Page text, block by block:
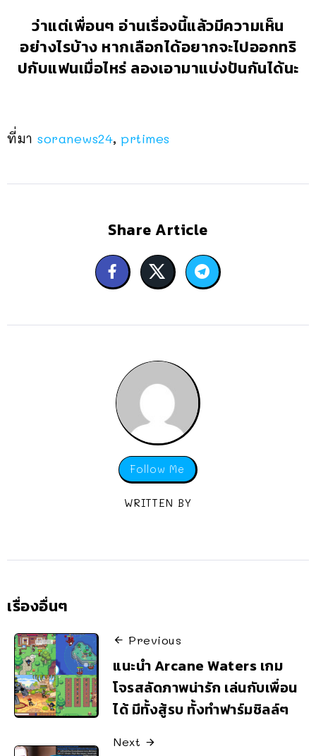
ว่าแต่เพื่อนๆ อ่านเรื่องนี้แล้วมีความเห็น
อย่างไรบ้าง หากเลือกได้อยากจะไปออกทริ
ปกับแฟนเมื่อไหร่ ลองเอามาแบ่งปันกันได้นะ
ที่มา soranews24, prtimes
Share Article
Follow Me
WRITTEN BY
เรื่องอื่นๆ
Previous
แนะนำ Arcane Waters เกม
โจรสลัดภาพน่ารัก เล่นกับเพื่อน
ได้ มีทั้งสู้รบ ทั้งทำฟาร์มชิลล์ๆ
Next